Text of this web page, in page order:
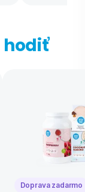
hodiť
Doprava zadarmo